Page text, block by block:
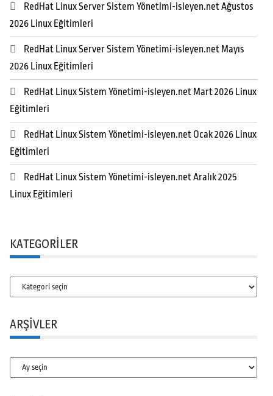
RedHat Linux Server Sistem Yönetimi-isleyen.net Ağustos
2026 Linux Eğitimleri
RedHat Linux Server Sistem Yönetimi-isleyen.net Mayıs
2026 Linux Eğitimleri
RedHat Linux Sistem Yönetimi-isleyen.net Mart 2026 Linux
Eğitimleri
RedHat Linux Sistem Yönetimi-isleyen.net Ocak 2026 Linux
Eğitimleri
RedHat Linux Sistem Yönetimi-isleyen.net Aralık 2025
Linux Eğitimleri
KATEGORILER
Kategoriler
ARŞIVLER
Arşivler